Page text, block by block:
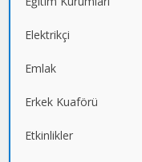
Elektrikçi
Emlak
Erkek Kuaförü
Etkinlikler